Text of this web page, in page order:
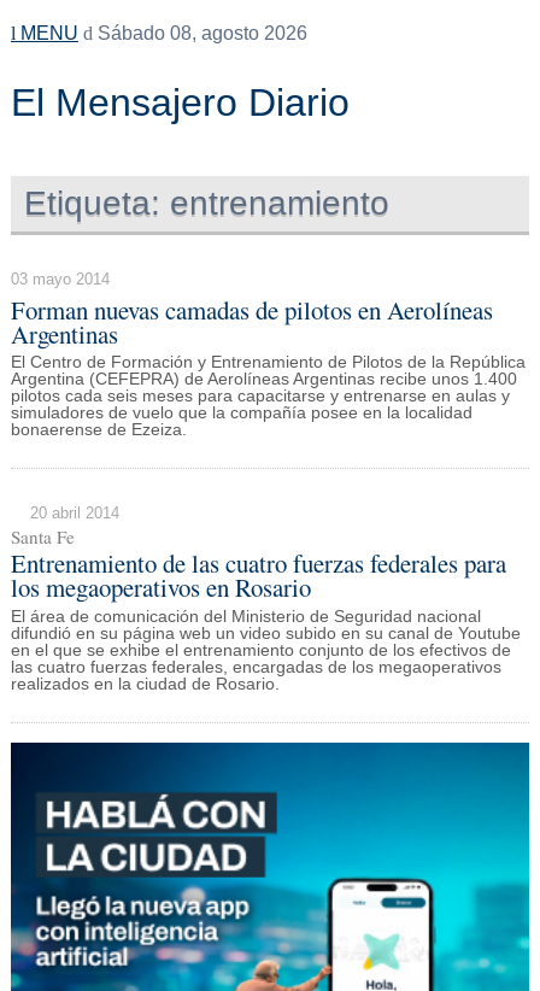
MENU Sábado 08, agosto 2026
El Mensajero Diario
Etiqueta: entrenamiento
03 mayo 2014
Forman nuevas camadas de pilotos en Aerolíneas
Argentinas
El Centro de Formación y Entrenamiento de Pilotos de la República
Argentina (CEFEPRA) de Aerolíneas Argentinas recibe unos 1.400
pilotos cada seis meses para capacitarse y entrenarse en aulas y
simuladores de vuelo que la compañía posee en la localidad
bonaerense de Ezeiza.
20 abril 2014
Santa Fe
Entrenamiento de las cuatro fuerzas federales para
los megaoperativos en Rosario
El área de comunicación del Ministerio de Seguridad nacional
difundió en su página web un video subido en su canal de Youtube
en el que se exhibe el entrenamiento conjunto de los efectivos de
las cuatro fuerzas federales, encargadas de los megaoperativos
realizados en la ciudad de Rosario.